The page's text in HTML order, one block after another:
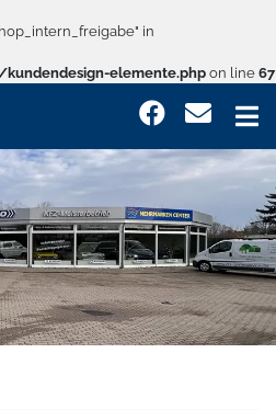
in
elemente.php on line 67